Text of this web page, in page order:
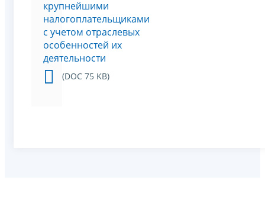
крупнейшими
налогоплательщиками
с учетом отраслевых
особенностей их
деятельности
(DOC 75 KB)